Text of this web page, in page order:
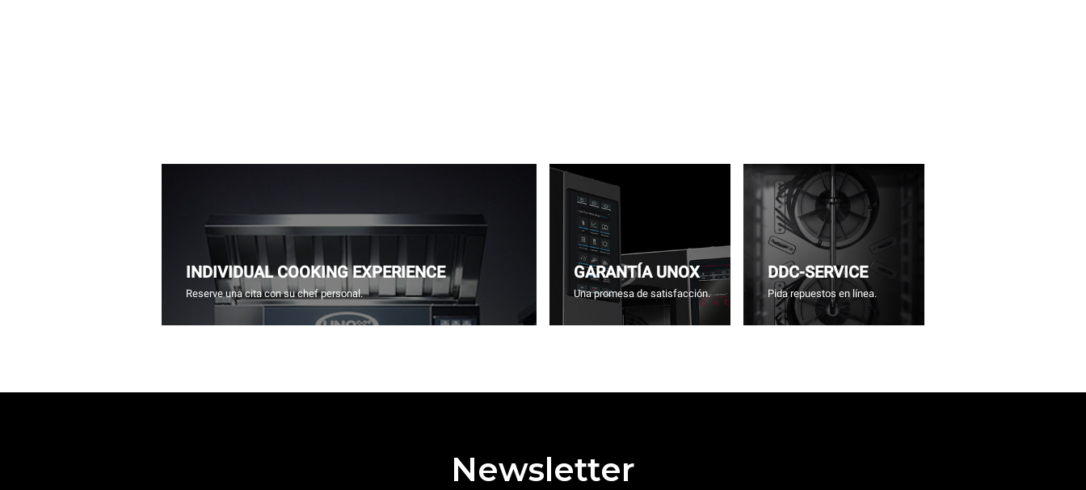
INDIVIDUAL COOKING EXPERIENCE
Reserve una cita con su chef personal.
GARANTÍA UNOX
Una promesa de satisfacción.
DDC-SERVICE
Pida repuestos en línea.
Newsletter